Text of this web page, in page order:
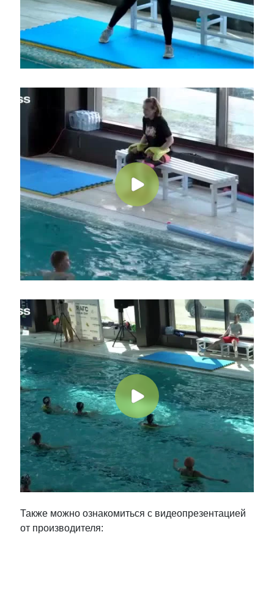
Также можно ознакомиться с видеопрезентацией
от производителя: